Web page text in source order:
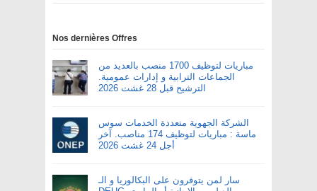
Nos dernières Offres
مباريات لتوظيف 1700 منصب بالعديد من
الجماعات الترابية و إدارات عمومية.
الترشيح قبل 28 غشت 2026
الشركة الجهوية متعددة الخدمات سوس
ماسة : مباريات لتوظيف 174 مناصب. آخر
أجل 24 غشت 2026
سار لمن يتوفرون على البكالوريا و الـ